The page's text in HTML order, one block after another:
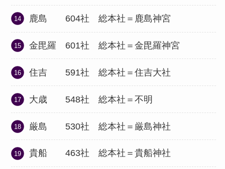
鹿島 604社 総本社＝鹿島神宮
金毘羅 601社 総本社＝金毘羅神宮
住吉 591社 総本社＝住吉大社
大歳 548社 総本社＝不明
厳島 530社 総本社＝厳島神社
貴船 463社 総本社＝貴船神社